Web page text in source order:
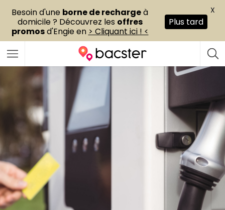
Besoin d'une borne de rechargeà
domicile ? Découvrez les offres
promosd'Engie en > Cliquant ici ! <
Plus tard
X